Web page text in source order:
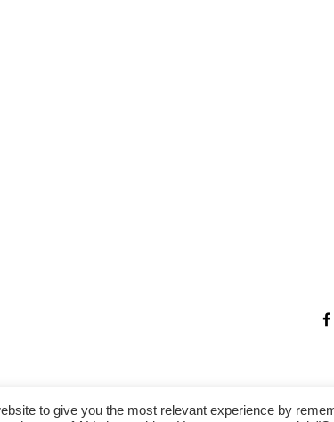
to give you the most relevant experience by